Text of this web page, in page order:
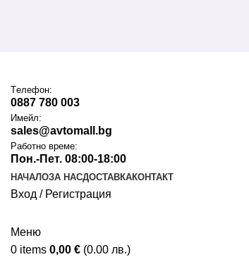
Tелефон:
0887 780 003
Имейл:
sales@avtomall.bg
Работно време:
Пон.-Пет. 08:00-18:00
НАЧАЛОЗА НАСДОСТАВКАКОНТАКТ
Вход / Регистрация
Меню
0 items 0,00 € (0.00 лв.)